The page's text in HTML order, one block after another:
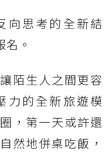
向思考的全新結
。
陌生人之間更容
力的全新旅遊模
，第一天或許還
然地併桌吃飯，